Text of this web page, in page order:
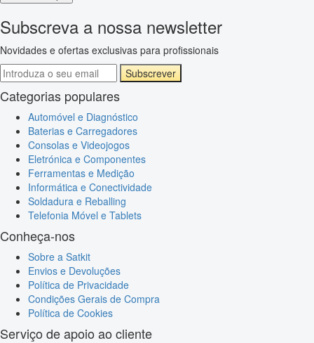
Subscreva a nossa newsletter
Novidades e ofertas exclusivas para profissionais
Subscrever
Categorias populares
Automóvel e Diagnóstico
Baterias e Carregadores
Consolas e Videojogos
Eletrónica e Componentes
Ferramentas e Medição
Informática e Conectividade
Soldadura e Reballing
Telefonia Móvel e Tablets
Conheça-nos
Sobre a Satkit
Envios e Devoluções
Política de Privacidade
Condições Gerais de Compra
Política de Cookies
Serviço de apoio ao cliente